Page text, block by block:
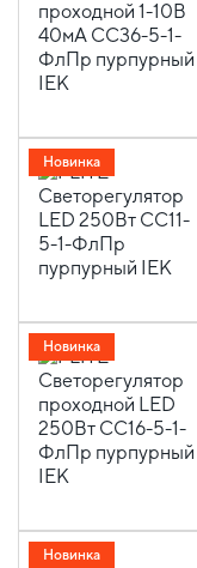
Новинка
Новинка
Новинка